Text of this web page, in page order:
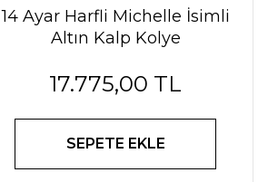
14 Ayar Harfli Michelle İsimli
Altın Kalp Kolye
17.775,00 TL
SEPETE EKLE